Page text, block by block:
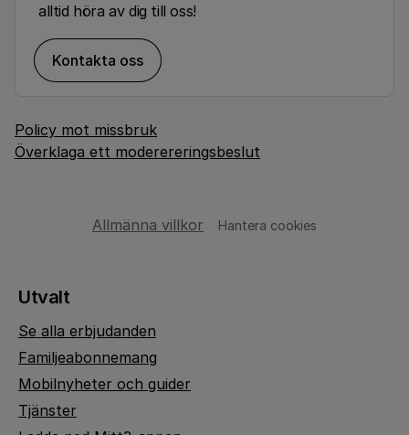
alltid höra av dig till oss!
Kontakta oss
Policy mot missbruk
Överklaga ett moderereringsbeslut
Allmänna villkor Hantera cookies
Utvalt
Se alla erbjudanden
Familjeabonnemang
Mobilnyheter och guider
Tjänster